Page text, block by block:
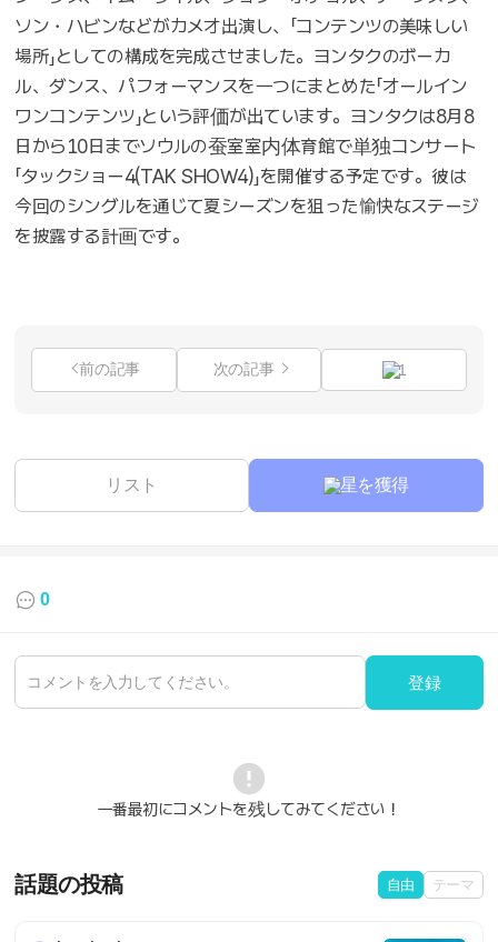
ソン・ハビンなどがカメオ出演し、「コンテンツの美味しい
場所」としての構成を完成させました。ヨンタクのボーカ
ル、ダンス、パフォーマンスを一つにまとめた「オールイン
ワンコンテンツ」という評価が出ています。ヨンタクは8月8
日から10日までソウルの蚕室室内体育館で単独コンサート
「タックショー4(TAK SHOW4)」を開催する予定です。彼は
今回のシングルを通じて夏シーズンを狙った愉快なステージ
を披露する計画です。
前の記事 次の記事 1
リスト 星を獲得
0
登録
一番最初にコメントを残してみてください！
話題の投稿 自由 テーマ